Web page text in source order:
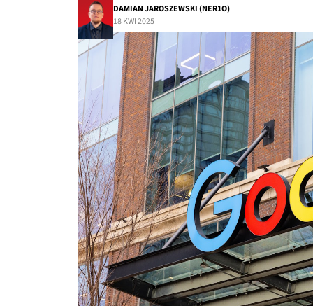
DAMIAN JAROSZEWSKI (NER1O)
18 KWI 2025